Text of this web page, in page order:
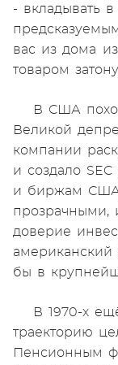
- вкладывать
вас из дома
товаром
В США
Великой
компании
и создало
и биржам
прозрачными,
доверие
бы в
В 1970-х
траекторию
Пенсионным